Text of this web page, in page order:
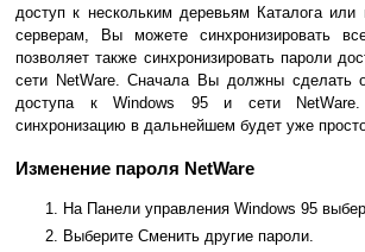
доступ к нескольким деревьям Каталога или
серверам, Вы можете синхронизировать
позволяет также синхронизировать пароли
сети NetWare. Сначала Вы должны сделать
доступа к Windows 95 и сети NetWare.
синхронизацию в дальнейшем будет уже
Изменение пароля NetWare
На Панели управления Windows 95
Выберите Сменить другие пароли.